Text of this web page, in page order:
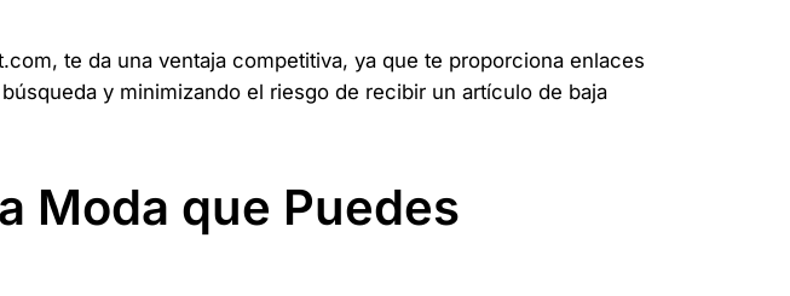
te da una ventaja competitiva, ya que te proporciona enlaces
y minimizando el riesgo de recibir un artículo de baja
Moda que Puedes